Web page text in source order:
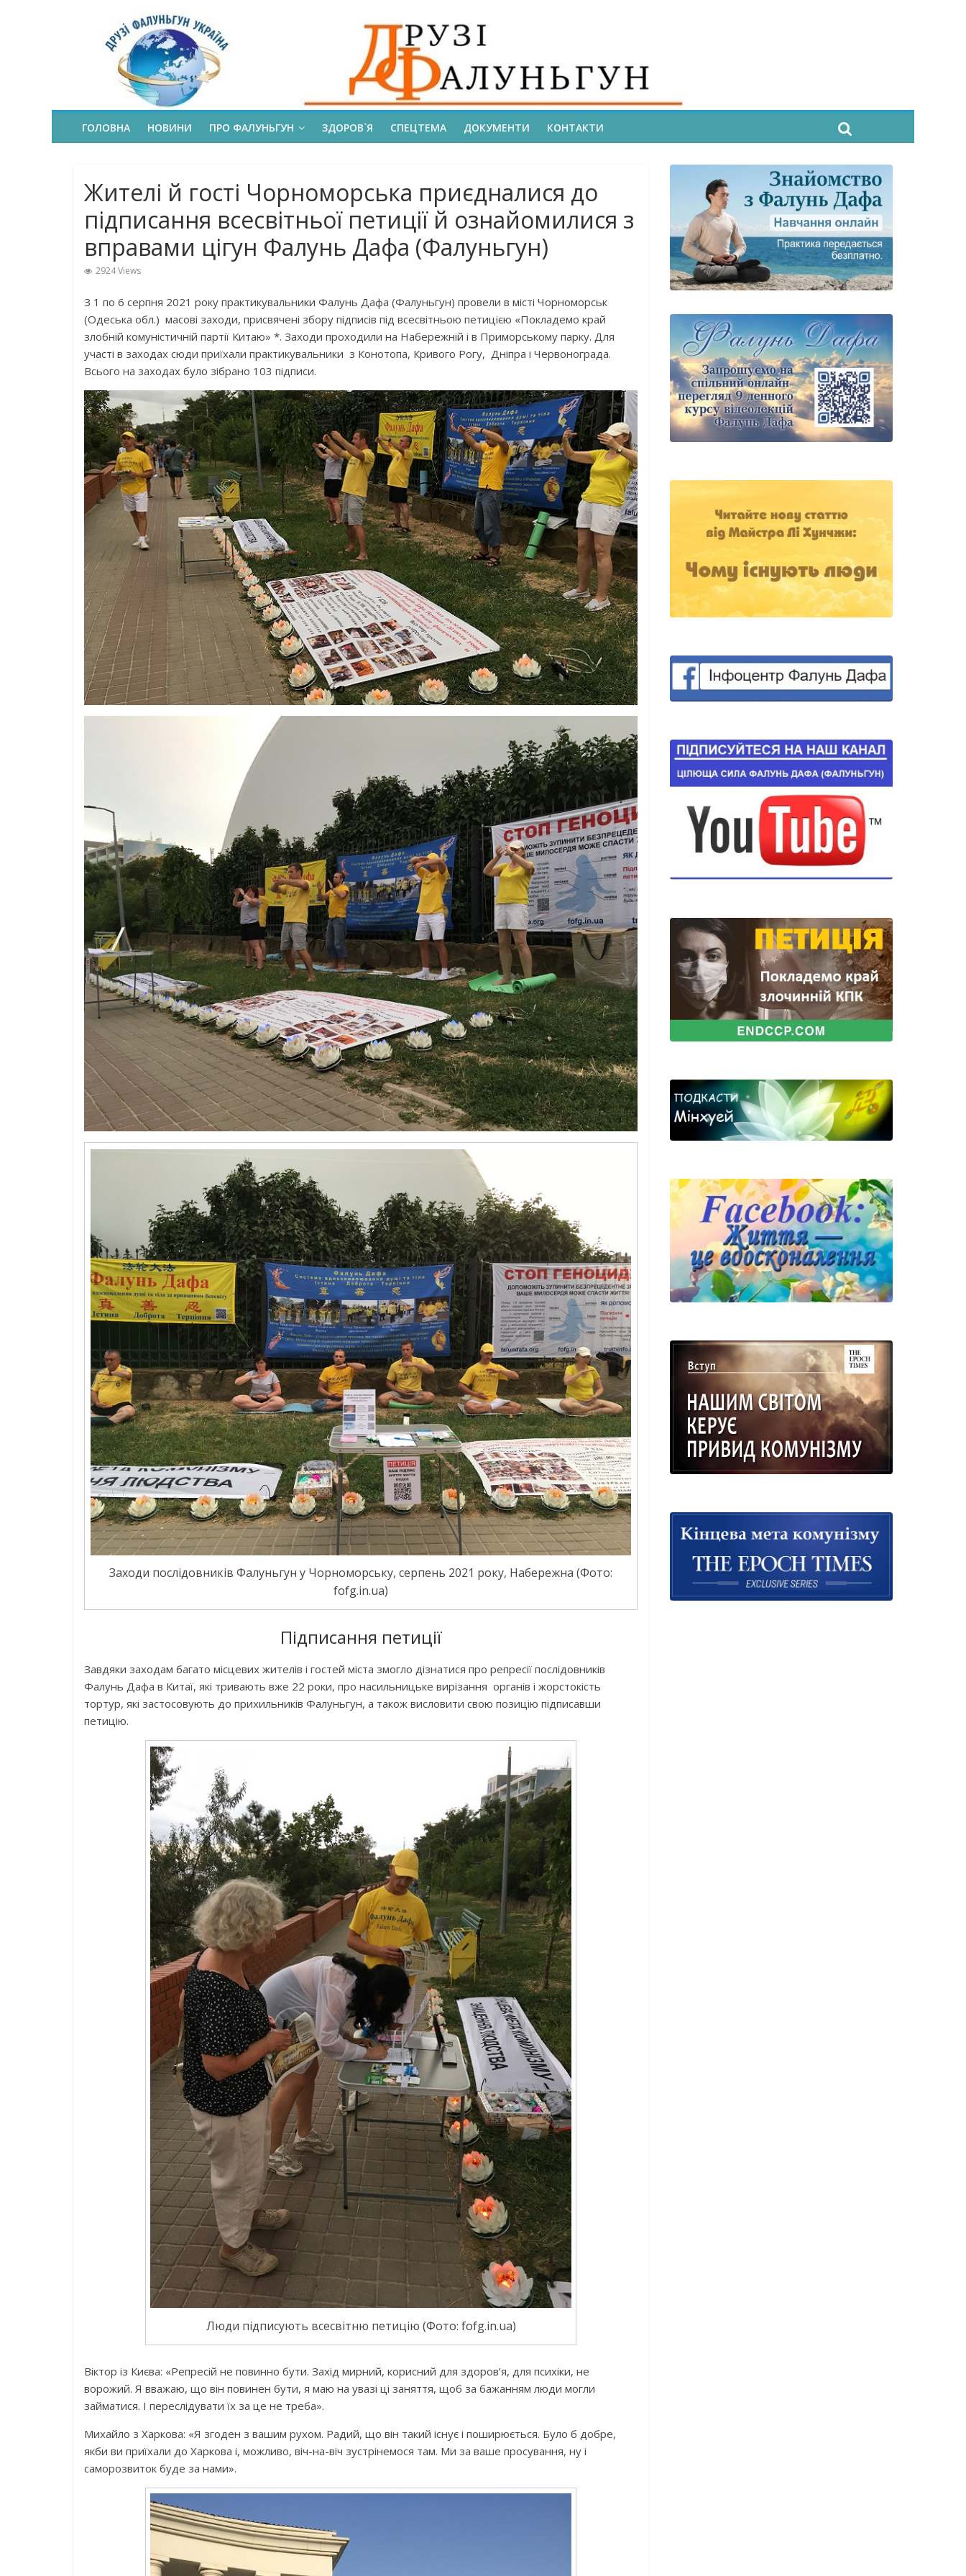
ГОЛОВНА НОВИНИ ПРО ФАЛУНЬГУН ЗДОРОВ`Я СПЕЦТЕМА ДОКУМЕНТИ КОНТАКТИ
Жителі й гості Чорноморська приєдналися до
підписання всесвітньої петиції й ознайомилися з
вправами цігун Фалунь Дафа (Фалуньгун)
2924 Views
З 1 по 6 серпня 2021 року практикувальники Фалунь Дафа (Фалуньгун) провели в місті Чорноморськ
(Одеська обл.) масові заходи, присвячені збору підписів під всесвітньою петицією «Покладемо край
злобній комуністичній партії Китаю» *. Заходи проходили на Набережній і в Приморському парку. Для
участі в заходах сюди приїхали практикувальники з Конотопа, Кривого Рогу, Дніпра і Червонограда.
Всього на заходах було зібрано 103 підписи.
Заходи послідовників Фалуньгун у Чорноморську, серпень 2021 року, Набережна (Фото:
fofg.in.ua)
Підписання петиції
Завдяки заходам багато місцевих жителів і гостей міста змогло дізнатися про репресії послідовників
Фалунь Дафа в Китаї, які тривають вже 22 роки, про насильницьке вирізання органів і жорстокість
тортур, які застосовують до прихильників Фалуньгун, а також висловити свою позицію підписавши
петицію.
Люди підписують всесвітню петицію (Фото: fofg.in.ua)
Віктор із Києва: «Репресій не повинно бути. Захід мирний, корисний для здоров’я, для психіки, не
ворожий. Я вважаю, що він повинен бути, я маю на увазі ці заняття, щоб за бажанням люди могли
займатися. І переслідувати їх за це не треба».
Михайло з Харкова: «Я згоден з вашим рухом. Радий, що він такий існує і поширюється. Було б добре,
якби ви приїхали до Харкова і, можливо, віч-на-віч зустрінемося там. Ми за ваше просування, ну і
саморозвиток буде за нами».